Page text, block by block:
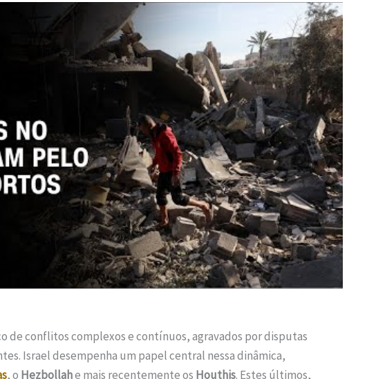
de conflitos complexos e contínuos, agravados por disputas
Israel desempenha um papel central nessa dinâmica,
, o Hezbollahe mais recentemente os Houthis. Estes últimos,